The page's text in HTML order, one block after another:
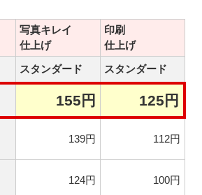
写真キレイ
仕上げ
印刷
仕上げ
スタンダード スタンダード
155円 125円
139円 112円
124円 100円